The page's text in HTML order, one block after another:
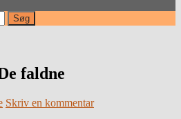
faldne
Skriv en kommentar